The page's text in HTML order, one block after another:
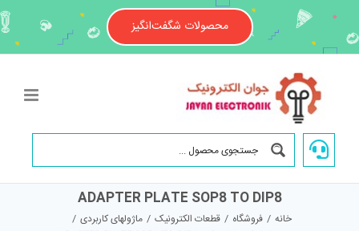
content
محصولات شگفت‌انگیز
ADAPTER PLATE SOP8 TO DIP8
خانه / فروشگاه / قطعات الکترونیک / ماژولهای کاربردی /